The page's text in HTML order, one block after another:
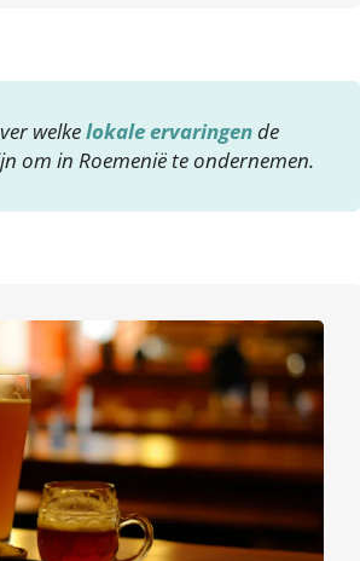
welkelokale ervaringende
om in Roemenië te ondernemen.